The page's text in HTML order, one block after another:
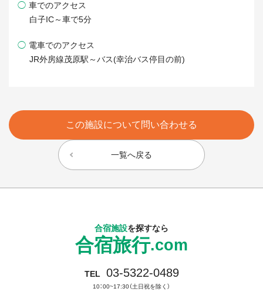
◯ 車でのアクセス
白子IC～車で5分
◯ 電車でのアクセス
JR外房線茂原駅～バス(幸治バス停目の前)
一覧へ戻る
この施設について問い合わせる
合宿施設を探すなら
合宿旅行.com
TEL 03-5322-0489
10：00~17:30（土日祝を除く）